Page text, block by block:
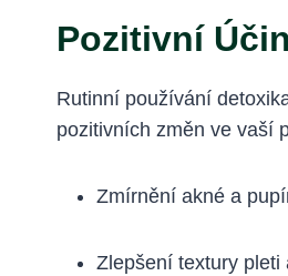
Pozitivní
Rutinní používání
pozitivních změn ve vaší
Zmírnění akné a
Zlepšení textury pleti